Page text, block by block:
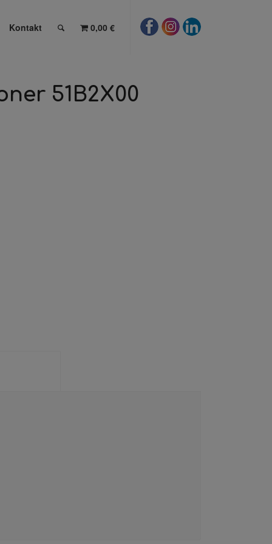
Kontakt 0,00 €
51B2X00